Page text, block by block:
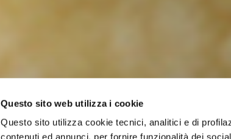
Questo sito web utilizza i cookie
Questo sito utilizza cookie tecnici, analitici e di
contenuti ed annunci, per fornire funzionalità dei